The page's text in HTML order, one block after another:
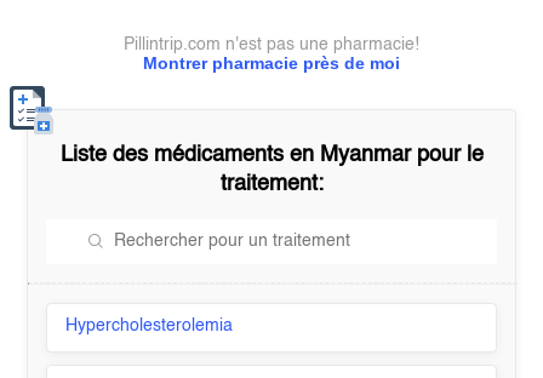
Montrer pharmacie près de moi
Pillintrip.com n'est pas une pharmacie!
Liste des médicaments en Myanmarpour le
traitement:
Hypercholesterolemia